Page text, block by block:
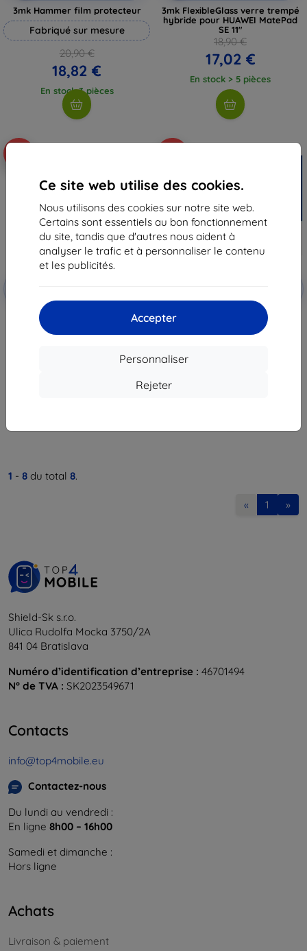
Ce site web utilise des cookies.
Nous utilisons des cookies sur notre site web.
Certains sont essentiels au bon fonctionnement
du site, tandis que d'autres nous aident à
analyser le trafic et à personnaliser le contenu
et les publicités.
Accepter
Personnaliser
Rejeter
3mk Hammer film protecteur
Fabriqué sur mesure
20,90 €
18,82 €
En stock 3 pièces
3mk FlexibleGlass verre trempé
hybride pour HUAWEI MatePad
SE 11"
18,90 €
17,02 €
En stock > 5 pièces
coupon
3mk FlexibleGlass Hybrid verre
de protection pour Huawei
MatePad SE
coupon
3MK FlexibleGlass Lite Huawei
MatePad SE verre trempé
hybride Lite (5903108521772)
1 - 8 du total 8.
« 1 »
Shield-Sk s.r.o.
Ulica Rudolfa Mocka 3750/2A
841 04 Bratislava
Numéro d’identification d’entreprise : 46701494
N° de TVA : SK2023549671
Contacts
info@top4mobile.eu
Contactez-nous
Du lundi au vendredi :
En ligne 8h00 – 16h00
Samedi et dimanche :
Hors ligne
Achats
Livraison & paiement